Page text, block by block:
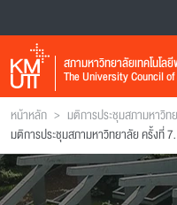
สภามหาวิทยาลัยเทคโนโล
The University Council
หน้าหลัก > มติการประชุมสภามหาวิท
มติการปร